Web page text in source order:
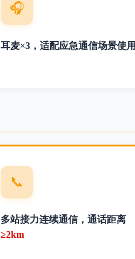
🎧
耳麦×3，适配应急通信场景使用
📞
多站接力连续通信，通话距离
≥2km